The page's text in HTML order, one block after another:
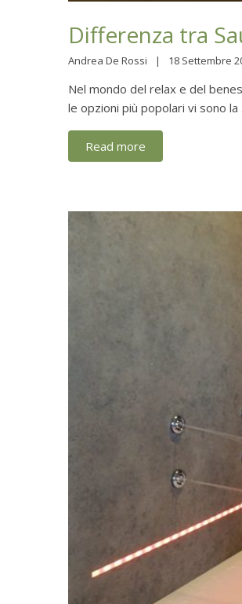
Differenza tra
Andrea De Rossi 18 Settembre
Nel mondo del relax e del
le opzioni più popolari vi sono la
Read more